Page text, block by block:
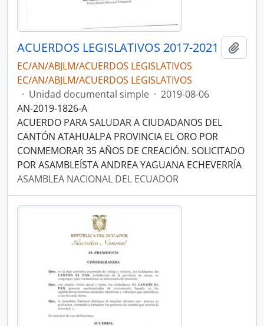
ACUERDOS LEGISLATIVOS 2017-2021
EC/AN/ABJLM/ACUERDOS LEGISLATIVOS
EC/AN/ABJLM/ACUERDOS LEGISLATIVOS
· Unidad documental simple · 2019-08-06
AN-2019-1826-A
ACUERDO PARA SALUDAR A CIUDADANOS DEL
CANTÓN ATAHUALPA PROVINCIA EL ORO POR
CONMEMORAR 35 AÑOS DE CREACIÓN. SOLICITADO
POR ASAMBLEÍSTA ANDREA YAGUANA ECHEVERRÍA
ASAMBLEA NACIONAL DEL ECUADOR